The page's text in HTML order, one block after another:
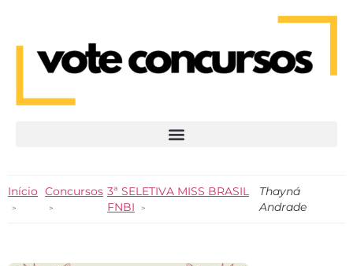
Início Concursos 3ª SELETIVA MISS BRASIL
FNBI
Thayná
Andrade